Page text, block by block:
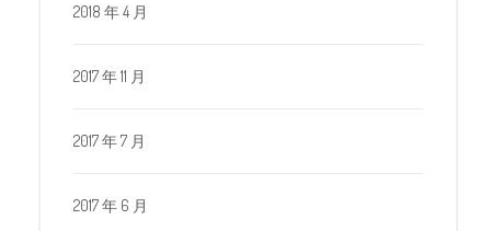
2018 年 4 月
2017 年 11 月
2017 年 7 月
2017 年 6 月